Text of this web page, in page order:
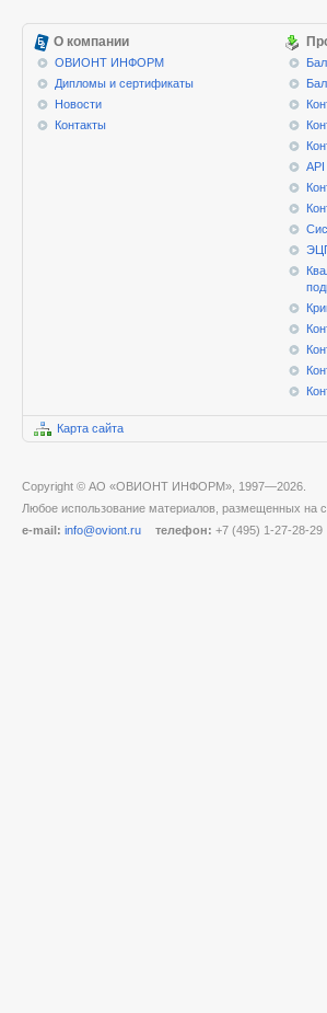
О компании
ОВИОНТ ИНФОРМ
Дипломы и сертификаты
Новости
Контакты
API
Карта сайта
Copyright © АО «ОВИОНТ ИНФОРМ», 1997—2026.
Любое использование материалов, размещенных на
e-mail: info@oviont.ru телефон: +7 (495) 1-27-28-29